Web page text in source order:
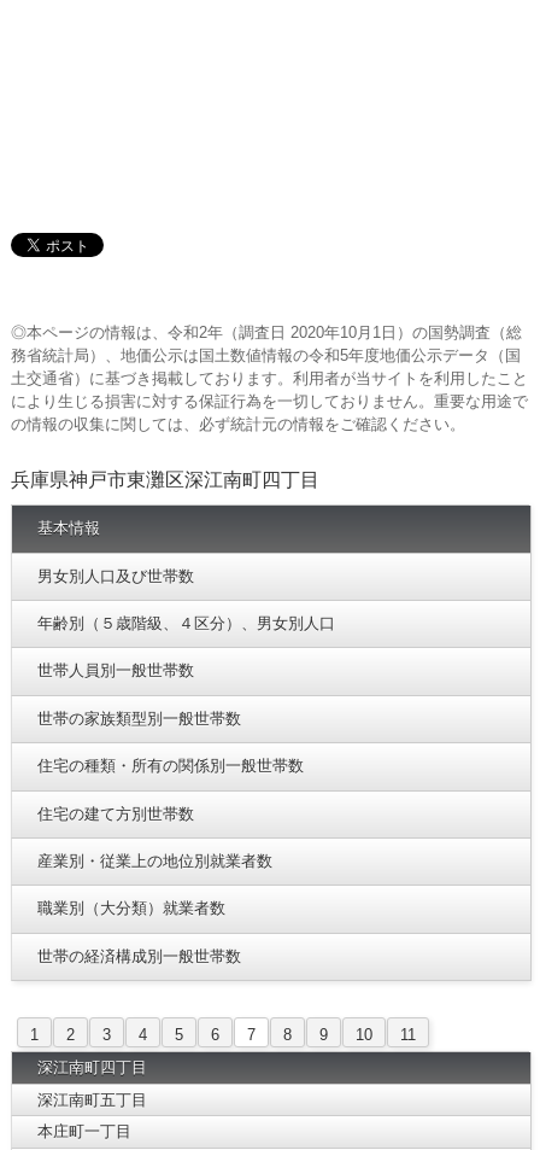
◎本ページの情報は、令和2年（調査日 2020年10月1日）の国勢調査（総
務省統計局）、地価公示は国土数値情報の令和5年度地価公示データ（国
土交通省）に基づき掲載しております。利用者が当サイトを利用したこと
により生じる損害に対する保証行為を一切しておりません。重要な用途で
の情報の収集に関しては、必ず統計元の情報をご確認ください。
兵庫県神戸市東灘区深江南町四丁目
基本情報
男女別人口及び世帯数
年齢別（５歳階級、４区分）、男女別人口
世帯人員別一般世帯数
世帯の家族類型別一般世帯数
住宅の種類・所有の関係別一般世帯数
住宅の建て方別世帯数
産業別・従業上の地位別就業者数
職業別（大分類）就業者数
世帯の経済構成別一般世帯数
1 2 3 4 5 6 7 8 9 10
11
深江南町四丁目
深江南町五丁目
本庄町一丁目